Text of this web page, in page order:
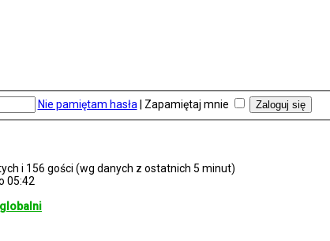
Nie pamiętam hasła Zapamiętaj mnie
i 156 gości (wg danych z ostatnich 5 minut)
05:42